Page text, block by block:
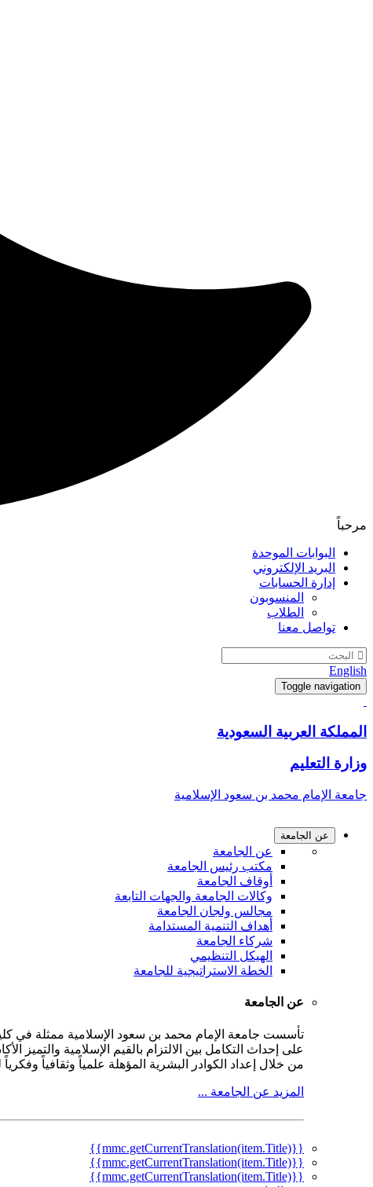
مرحباً
البوابات الموحدة
البريد الإلكتروني
إدارة الحسابات
المنسوبون
الطلاب
تواصل معنا
English
Toggle navigation
المملكة العربية السعودية
وزارة التعليم
جامعة الإمام محمد بن سعود الإسلامية
عن الجامعة
عن الجامعة
مكتب رئيس الجامعة
أوقاف الجامعة
وكالات الجامعة والجهات التابعة
مجالس ولجان الجامعة
أهداف التنمية المستدامة
شركاء الجامعة
الهيكل التنظيمي
الخطة الاستراتيجية للجامعة
عن الجامعة
على إحداث التكامل بين الالتزام بالقيم الإسلامية
من خلال إعداد الكوادر البشرية المؤهلة علمياً وثقافياً
المزيد عن الجامعة ...
{{mmc.getCurrentTranslation(item.Title)}}
{{mmc.getCurrentTranslation(item.Title)}}
{{mmc.getCurrentTranslation(item.Title)}}